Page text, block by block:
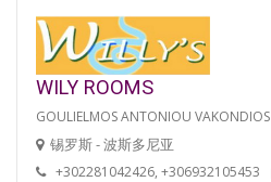
WILY ROOMS
GOULIELMOS ANTONIOU VAKONDIOS
锡罗斯 - 波斯多尼亚
+302281042426, +306932105453